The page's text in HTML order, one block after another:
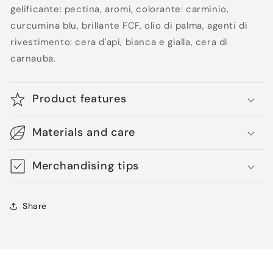
gelificante: pectina, aromi, colorante: carminio,
curcumina blu, brillante FCF, olio di palma, agenti di
rivestimento: cera d'api, bianca e gialla, cera di
carnauba.
Product features
Materials and care
Merchandising tips
Share